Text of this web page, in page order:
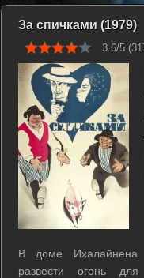
За спичками (1979)
3.6/5 (
В доме Ихалайнена
развести огонь